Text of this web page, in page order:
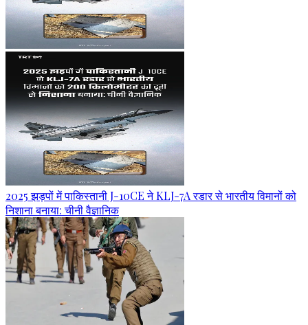
2025 झड़पों में पाकिस्तानी J-10CE ने KLJ-7A रडार से भारतीय विमानों को
निशाना बनाया: चीनी वैज्ञानिक